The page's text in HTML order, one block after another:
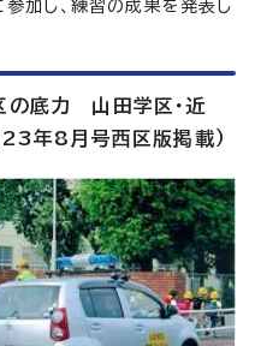
加し、練習の成果を発表し
の底力 山田学区・近
23年8月号西区版掲載）